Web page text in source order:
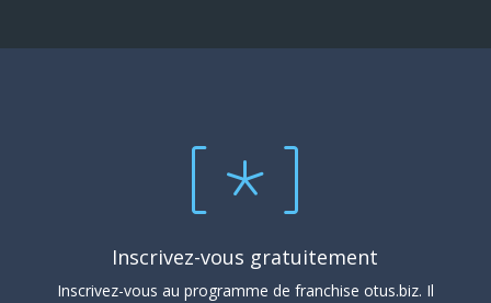
Inscrivez-vous gratuitement
Inscrivez-vous au programme de franchise otus.biz. Il